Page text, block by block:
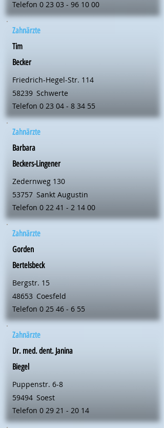
Telefon 0 23 03 - 96 10 00
Zahnärzte
Tim
Becker
Friedrich-Hegel-Str. 114
58239 Schwerte
Telefon 0 23 04 - 8 34 55
Zahnärzte
Barbara
Beckers-Lingener
Zedernweg 130
53757 Sankt Augustin
Telefon 0 22 41 - 2 14 00
Zahnärzte
Gorden
Bertelsbeck
Bergstr. 15
48653 Coesfeld
Telefon 0 25 46 - 6 55
Zahnärzte
Dr. med. dent. Janina
Biegel
Puppenstr. 6-8
59494 Soest
Telefon 0 29 21 - 20 14